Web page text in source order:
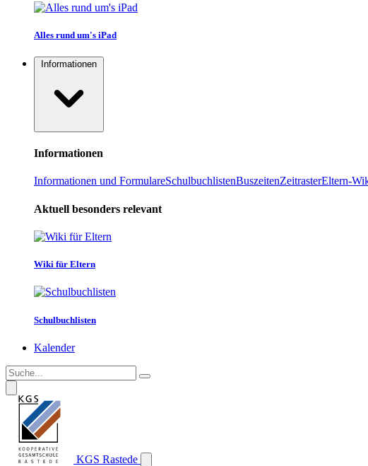
Alles rund um's iPad
Informationen
Informationen
Informationen und FormulareSchulbuchlistenBuszeitenZeitrasterEltern-
Aktuell besonders relevant
Wiki für Eltern
Schulbuchlisten
Kalender
KGS Rastede